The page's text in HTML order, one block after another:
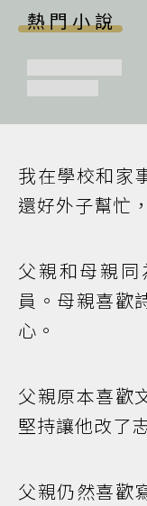
熱門小說
我在學校和家
還好外子幫忙
父親和母親
員。母親喜歡
心。
父親原本喜歡
堅持讓他改了
父親仍然喜歡